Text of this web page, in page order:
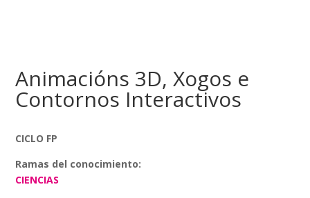
Animacións 3D, Xogos e
Contornos Interactivos
CICLO FP
Ramas del conocimiento:
CIENCIAS